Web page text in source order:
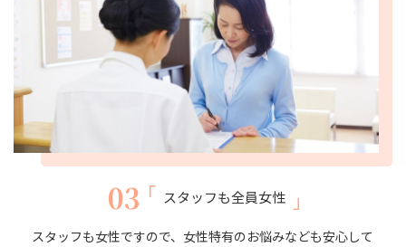
03 スタッフも全員女性
スタッフも女性ですので、女性特有のお悩みなども安心して